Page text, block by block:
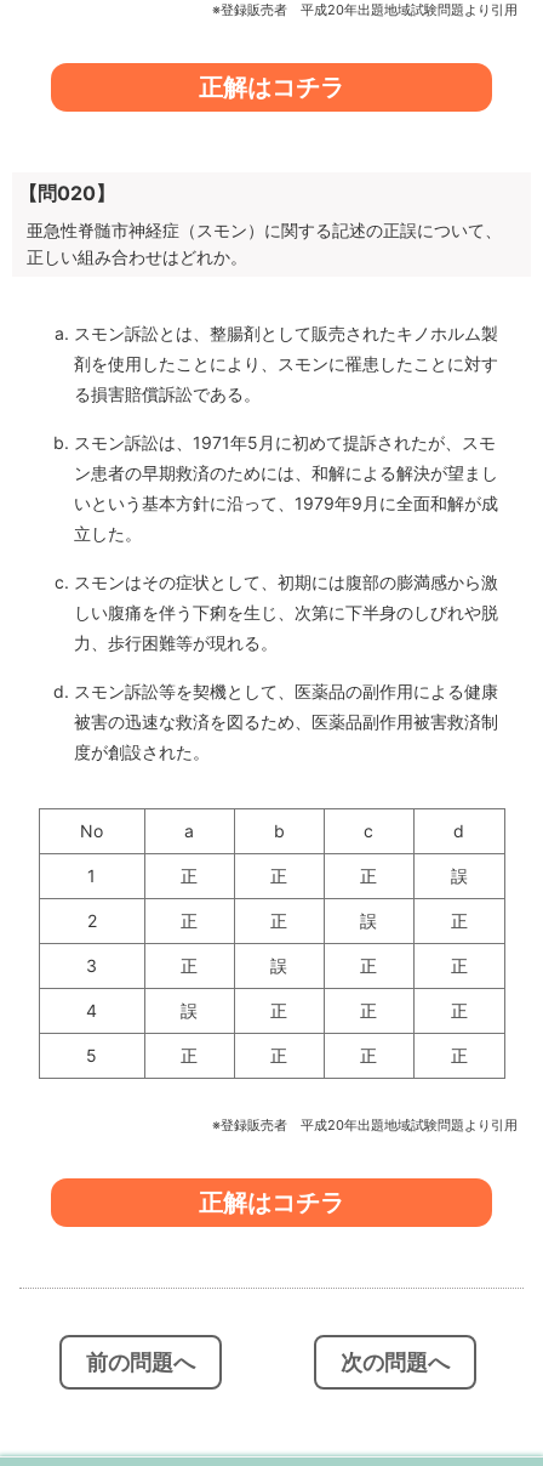
※登録販売者 平成20年出題地域試験問題より引用
正解はコチラ
【問020】
亜急性脊髄市神経症（スモン）に関する記述の正誤について、
正しい組み合わせはどれか。
スモン訴訟とは、整腸剤として販売されたキノホルム製
剤を使用したことにより、スモンに罹患したことに対す
る損害賠償訴訟である。
スモン訴訟は、1971年5月に初めて提訴されたが、スモ
ン患者の早期救済のためには、和解による解決が望まし
いという基本方針に沿って、1979年9月に全面和解が成
立した。
スモンはその症状として、初期には腹部の膨満感から激
しい腹痛を伴う下痢を生じ、次第に下半身のしびれや脱
力、歩行困難等が現れる。
スモン訴訟等を契機として、医薬品の副作用による健康
被害の迅速な救済を図るため、医薬品副作用被害救済制
度が創設された。
No a b c d
1 正 正 正 誤
2 正 正 誤 正
3 正 誤 正 正
4 誤 正 正 正
5 正 正 正 正
※登録販売者 平成20年出題地域試験問題より引用
正解はコチラ
ン
前の問題へ 次の問題へ